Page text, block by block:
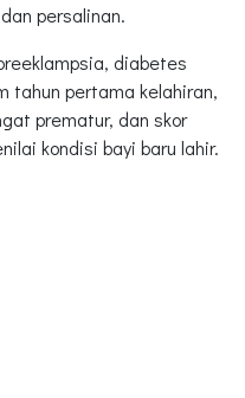
persalinan.
diabetes
tahun pertama kelahiran,
prematur, dan skor
kondisi bayi baru lahir.